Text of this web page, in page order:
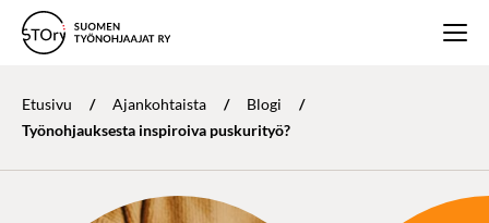
Etusivu / Ajankohtaista / Blogi
/
Työnohjauksesta inspiroiva puskurityö?